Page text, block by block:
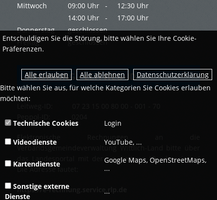
Mittwoch
09:00 Uhr - 12:30 Uhr
14:00 Uhr -
17:00 Uhr
Donnerstag
geschlossen
Freitag
geschlossen
RECHNUNG - LEITWEG-ID
Verbandsgemeindeverwaltung Wittlich-Land bitte über
das Landesportal mit der o.g. Leitweg ID adressieren!
Die Adresse lautet:
https://e-rechnung.service.rlp.de
Entschuldigen Sie die Störung, bitte wählen Sie Ihre Cookie-
Präferenzen.
Datenschutzerklärung
Bitte wählen Sie aus, für welche Kategorien Sie Cookies erlauben
möchten:
Technische Cookies Login
Videodienste YouTube, ...
Kartendienste
Google Maps, OpenStreetMaps,
...
Sonstige externe
Dienste
...